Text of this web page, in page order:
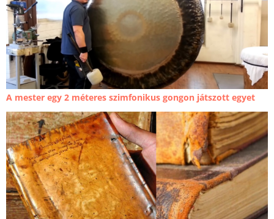
A mester egy 2 méteres szimfonikus gongon játszott egyet